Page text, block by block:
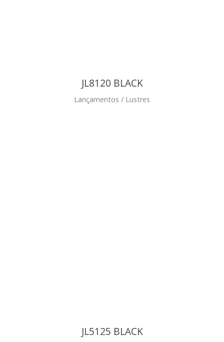
JL8120 BLACK
Lançamentos / Lustres
JL5125 BLACK